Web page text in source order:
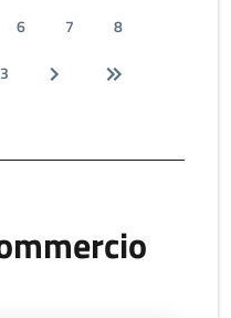
6 7
8